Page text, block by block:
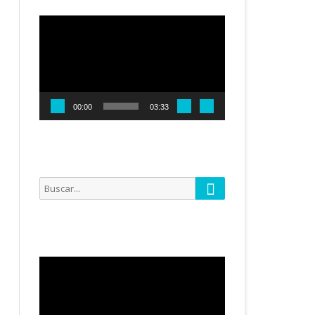
Reproductor
00:00 03:33
Buscar
por:
Buscar
Reproductor